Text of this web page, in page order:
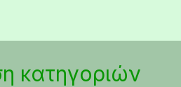
κατηγοριών